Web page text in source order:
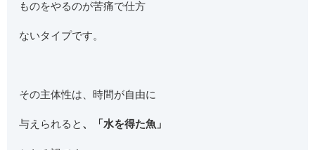
ものをやるのが苦痛で仕方
ないタイプです。
その主体性は、時間が自由に
与えられると 、「水を得た魚」